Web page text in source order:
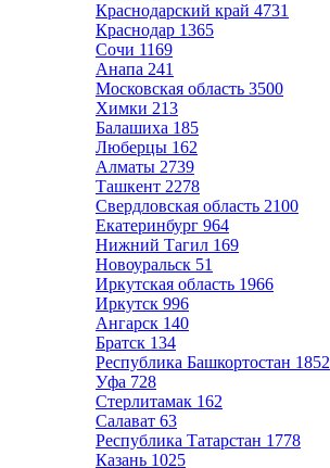
Краснодарский край 4731
Краснодар 1365
Сочи 1169
Анапа 241
Московская область 3500
Химки 213
Балашиха 185
Люберцы 162
Алматы 2739
Ташкент 2278
Свердловская область 2100
Екатеринбург 964
Нижний Тагил 169
Новоуральск 51
Иркутская область 1966
Иркутск 996
Ангарск 140
Братск 134
Республика Башкортостан 1852
Уфа 728
Стерлитамак 162
Салават 63
Республика Татарстан 1778
Казань 1025